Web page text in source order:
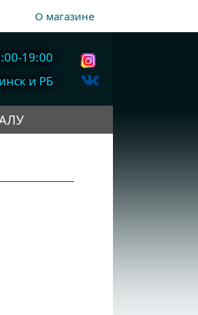
О магазине
19:00
и РБ